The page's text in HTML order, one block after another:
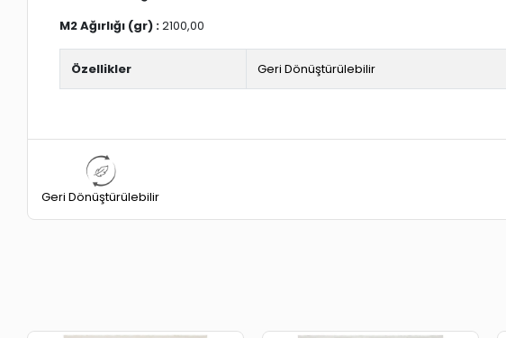
M2 Ağırlığı (gr) :2100,00
Özellikler Geri Dönüştürülebilir
Geri Dönüştürülebilir